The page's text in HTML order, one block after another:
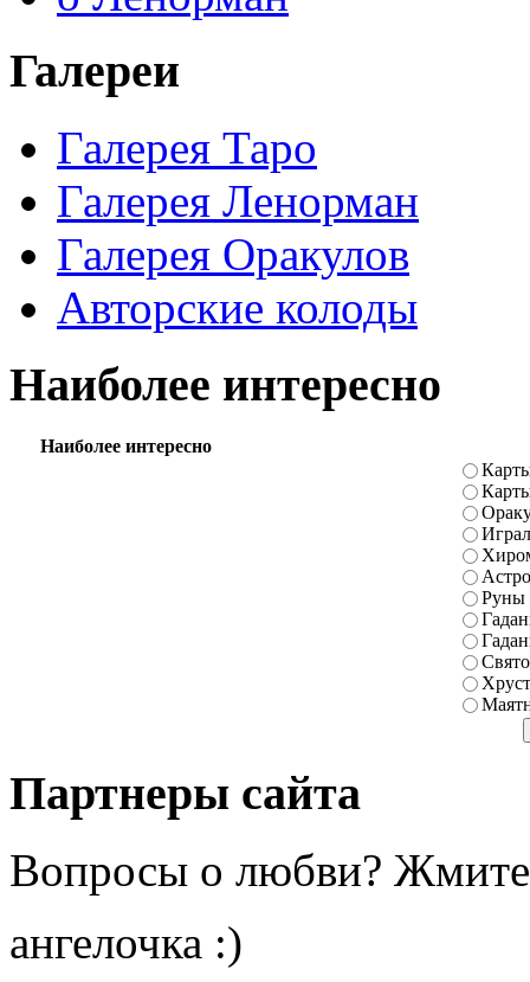
Галереи
Галерея Таро
Галерея Ленорман
Галерея Оракулов
Авторские колоды
Наиболее интересно
Наиболее интересно
Руны
Партнеры сайта
Вопросы о любви?
ангелочка :)